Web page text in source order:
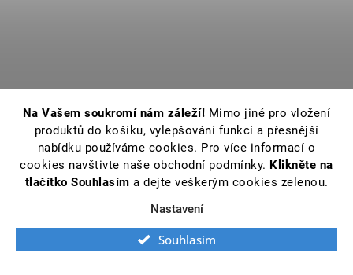
Na Vašem soukromí nám záleží! Mimo jiné pro vložení
produktů do košíku, vylepšování funkcí a přesnější
nabídku používáme cookies. Pro více informací o
cookies navštivte naše obchodní podmínky. Klikněte na
tlačítko Souhlasím a dejte veškerým cookies zelenou.
Nastavení
Souhlasím